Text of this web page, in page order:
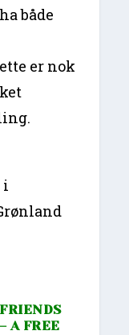
både
er nok
i
A FREE